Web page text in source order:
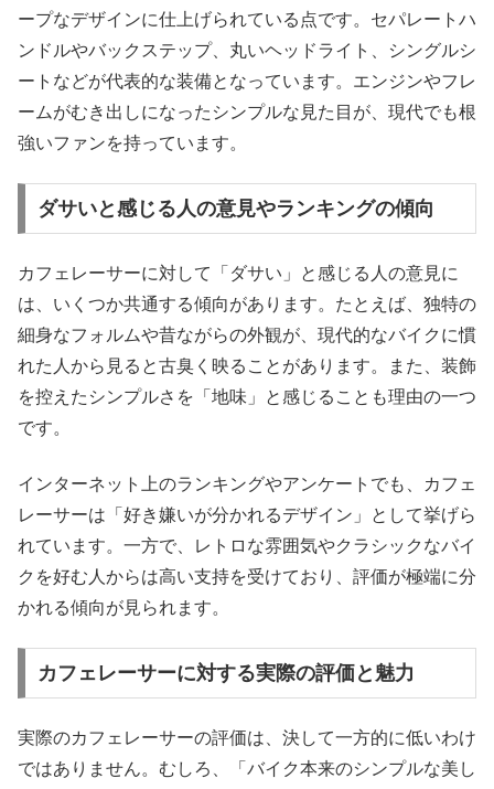
ープなデザインに仕上げられている点です。セパレートハ
ンドルやバックステップ、丸いヘッドライト、シングルシ
ートなどが代表的な装備となっています。エンジンやフレ
ームがむき出しになったシンプルな見た目が、現代でも根
強いファンを持っています。
ダサいと感じる人の意見やランキングの傾向
カフェレーサーに対して「ダサい」と感じる人の意見に
は、いくつか共通する傾向があります。たとえば、独特の
細身なフォルムや昔ながらの外観が、現代的なバイクに慣
れた人から見ると古臭く映ることがあります。また、装飾
を控えたシンプルさを「地味」と感じることも理由の一つ
です。
インターネット上のランキングやアンケートでも、カフェ
レーサーは「好き嫌いが分かれるデザイン」として挙げら
れています。一方で、レトロな雰囲気やクラシックなバイ
クを好む人からは高い支持を受けており、評価が極端に分
かれる傾向が見られます。
カフェレーサーに対する実際の評価と魅力
実際のカフェレーサーの評価は、決して一方的に低いわけ
ではありません。むしろ、「バイク本来のシンプルな美し